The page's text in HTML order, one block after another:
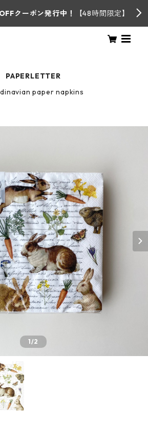
クーポン発行中！ 【48時間限定】
PAPERLETTER
paper napkins
1/2